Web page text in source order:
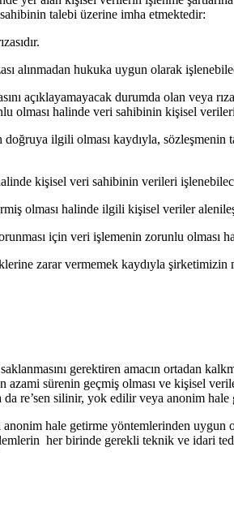
talebi üzerine imha etmektedir:
alınmadan hukuka uygun olarak
açıklayamayacak durumda olan veya
olması halinde veri sahibinin kişisel
ilgili olması kaydıyla,
kişisel veri sahibinin verileri
olması halinde ilgili kişisel veriler
için veri işlemenin zorunlu
zarar vermemek kaydıyla
gerektiren amacın ortadan
sürenin geçmiş olması ve kişisel
re’sen silinir, yok edilir veya anonim hale
hale getirme yöntemlerinden
her birinde gerekli teknik ve idari